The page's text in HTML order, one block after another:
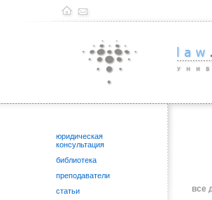
юридическая
консультация
библиотека
преподаватели
статьи
все